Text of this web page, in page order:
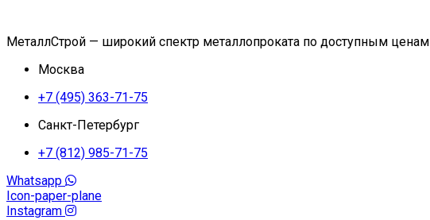
МеталлСтрой — широкий спектр металлопроката по доступным
Москва
+7 (495) 363-71-75
Санкт-Петербург
+7 (812) 985-71-75
Whatsapp
Icon-paper-plane
Instagram